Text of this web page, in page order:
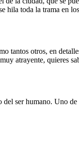
toda la trama en
tantos otros, en
atrayente, quieres
ser humano. Uno de